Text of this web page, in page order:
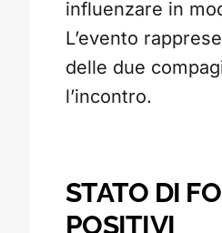
influenzare in
L’evento
delle due
l’incontro.
STATO DI
POSITIVI